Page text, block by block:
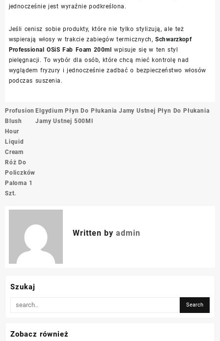
jednocześnie jest wyraźnie podkreślona.
Jeśli cenisz sobie produkty, które nie tylko stylizują, ale też
wspierają włosy w trakcie zabiegów termicznych,Schwarzkopf
Professional OSiS Fab Foam 200ml wpisuje się w ten styl
pielęgnacji. To wybór dla osób, które chcą mieć kontrolę nad
wyglądem fryzury i jednocześnie zadbać o bezpieczeństwo włosów
podczas suszenia.
Nawigacja
wpisu
Profusion
Blush
Hour
Liquid
Cream
Róż Do
Policzków
Paloma 1
Szt.
Elgydium Płyn Do Płukania Jamy Ustnej Płyn Do Płukania
Jamy Ustnej 500Ml
Written by admin
Szukaj
Zobacz również